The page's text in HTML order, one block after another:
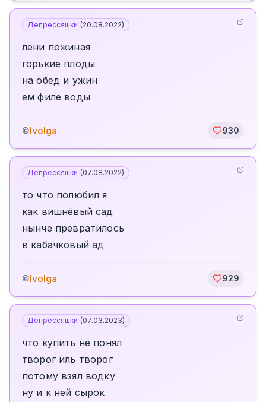
Депрессяшки (20.08.2022)
лени пожиная
горькие плоды
на обед и ужин
ем филе воды
©Ivolga 930
Депрессяшки (07.08.2022)
то что полюбил я
как вишнёвый сад
нынче превратилось
в кабачковый ад
©Ivolga 929
Депрессяшки (07.03.2023)
что купить не понял
творог иль творог
потому взял водку
ну и к ней сырок